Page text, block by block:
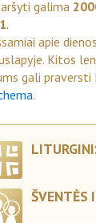
galima
.
apie
Kitos
gali praversti
.
ŠVENTĖS